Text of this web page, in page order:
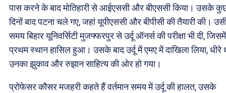
पास करने के बाद मोतिहारी से आईएससी और बीएससी किया। उसके
दिनों बाद पटना चले गए, जहां यूपीएससी और बीपीसी की तैयारी की।
समय बिहार यूनिवर्सिटी मुजफ्फरपुर से उर्दू ऑनर्स की परीक्षा भी दी,
प्रथम स्थान हासिल हुआ। उसके बाद उर्दू में एमए में दाखिला लिया, धीरे
उनका झुकाव और रुझान साहित्य की ओर हो गया।
प्रोफेसर कौसर मजहरी कहते हैं वर्तमान समय में उर्दू की हालत, उसके